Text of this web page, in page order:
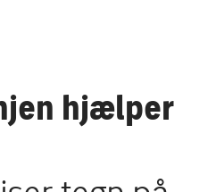
hjælper